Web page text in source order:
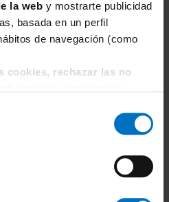
la web y mostrarte publicidad
basada en un perfil
de navegación (como
cookies, rechazar las no
BoyShort 4812